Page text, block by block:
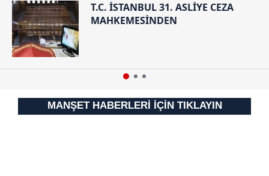
T.C. İSTANBUL 31. ASLİYE CEZA
MAHKEMESİNDEN
MANŞET HABERLERİ İÇİN TIKLAYIN